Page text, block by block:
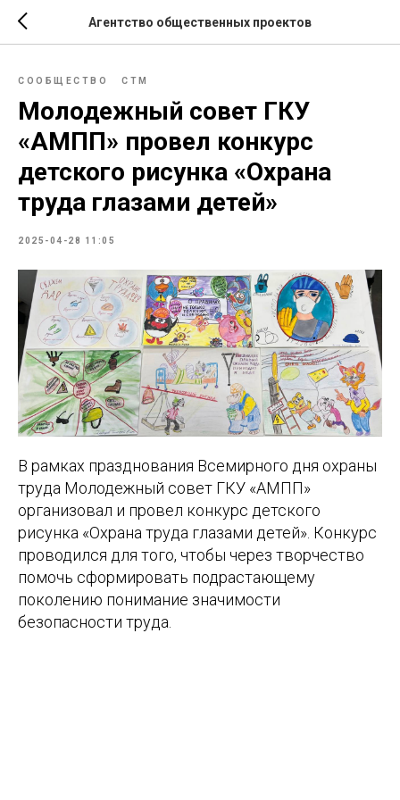
Агентство общественных проектов
СООБЩЕСТВО СТМ
Молодежный совет ГКУ
«АМПП» провел конкурс
детского рисунка «Охрана
труда глазами детей»
2025-04-28 11:05
В рамках празднования Всемирного дня охраны
труда Молодежный совет ГКУ «АМПП»
организовал и провел конкурс детского
рисунка «Охрана труда глазами детей». Конкурс
проводился для того, чтобы через творчество
помочь сформировать подрастающему
поколению понимание значимости
безопасности труда.